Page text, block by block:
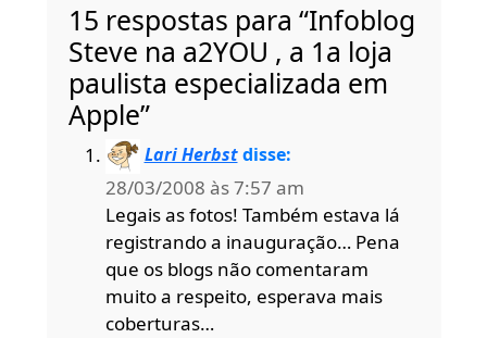
15 respostas para “Infoblog
Steve na a2YOU , a 1a loja
paulista especializada em
Apple”
Lari Herbst disse:
28/03/2008 às 7:57 am
Legais as fotos! Também estava lá
registrando a inauguração… Pena
que os blogs não comentaram
muito a respeito, esperava mais
coberturas…